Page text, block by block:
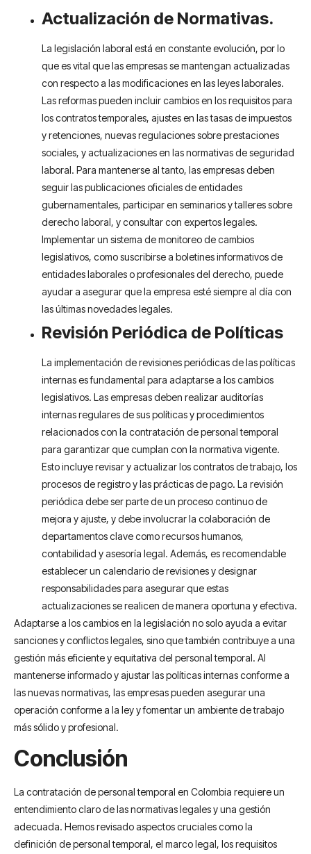
Actualización de Normativas.
La legislación laboral está en constante evolución, por lo
que es vital que las empresas se mantengan actualizadas
con respecto a las modificaciones en las leyes laborales.
Las reformas pueden incluir cambios en los requisitos para
los contratos temporales, ajustes en las tasas de impuestos
y retenciones, nuevas regulaciones sobre prestaciones
sociales, y actualizaciones en las normativas de seguridad
laboral. Para mantenerse al tanto, las empresas deben
seguir las publicaciones oficiales de entidades
gubernamentales, participar en seminarios y talleres sobre
derecho laboral, y consultar con expertos legales.
Implementar un sistema de monitoreo de cambios
legislativos, como suscribirse a boletines informativos de
entidades laborales o profesionales del derecho, puede
ayudar a asegurar que la empresa esté siempre al día con
las últimas novedades legales.
Revisión Periódica de Políticas
La implementación de revisiones periódicas de las políticas
internas es fundamental para adaptarse a los cambios
legislativos. Las empresas deben realizar auditorías
internas regulares de sus políticas y procedimientos
relacionados con la contratación de personal temporal
para garantizar que cumplan con la normativa vigente.
Esto incluye revisar y actualizar los contratos de trabajo, los
procesos de registro y las prácticas de pago. La revisión
periódica debe ser parte de un proceso continuo de
mejora y ajuste, y debe involucrar la colaboración de
departamentos clave como recursos humanos,
contabilidad y asesoría legal. Además, es recomendable
establecer un calendario de revisiones y designar
responsabilidades para asegurar que estas
actualizaciones se realicen de manera oportuna y efectiva.
Adaptarse a los cambios en la legislación no solo ayuda a evitar
sanciones y conflictos legales, sino que también contribuye a una
gestión más eficiente y equitativa del personal temporal. Al
mantenerse informado y ajustar las políticas internas conforme a
las nuevas normativas, las empresas pueden asegurar una
operación conforme a la ley y fomentar un ambiente de trabajo
más sólido y profesional.
Conclusión
La contratación de personal temporal en Colombia requiere un
entendimiento claro de las normativas legales y una gestión
adecuada. Hemos revisado aspectos cruciales como la
definición de personal temporal, el marco legal, los requisitos